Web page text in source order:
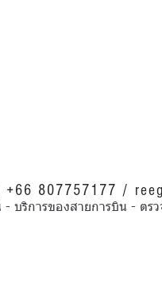
+66 807757177 /
- บริการของสายการบิน - ตร